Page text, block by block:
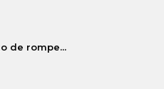
de rompe...